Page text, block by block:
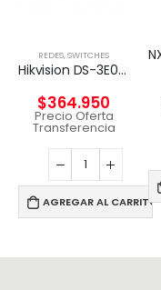
REDES,SWITCHES
Hikvision DS-3E0326P-E – Conmutador – sin gestionar – 24 x 10/100 (8 PoE) + 2 x Gigabit SFP (enlace ascendente) – sobremesa – PoE+ (370 W)
$364.950
Precio Oferta
Transferencia
AGREGAR AL CARRITO